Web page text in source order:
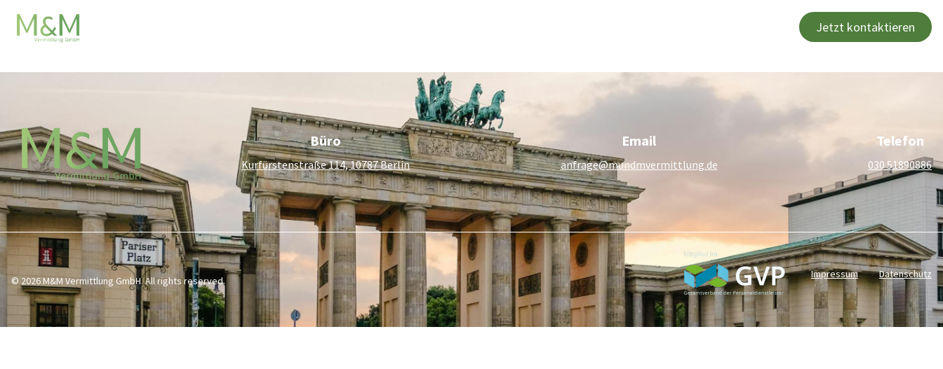
Jetzt kontaktieren
Elementor #4754
Büro
Kurfürstenstraße 114, 10787 Berlin
Email
anfrage@mundmvermittlung.de
Telefon
030 51890886
© 2026 M&M Vermittlung GmbH. All rights reserved.
Impressum Datenschutz